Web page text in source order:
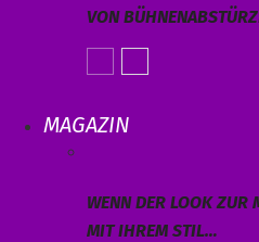
ON
MAGAZIN
WENN DER LOOK ZUR
MIT IHREM STIL…